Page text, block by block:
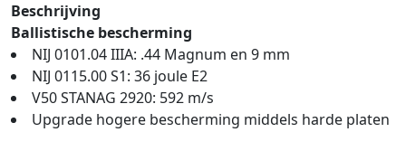
Beschrijving
Ballistische bescherming
NIJ 0101.04 IIIA: .44 Magnum en 9 mm
NIJ 0115.00 S1: 36 joule E2
V50 STANAG 2920: 592 m/s
Upgrade hogere bescherming middels harde platen